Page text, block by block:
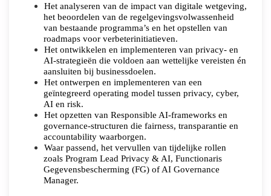
Het analyseren van de impact van digitale wetgeving,
het beoordelen van de regelgevingsvolwassenheid
van bestaande programma’s en het opstellen van
roadmaps voor verbeterinitiatieven.
Het ontwikkelen en implementeren van privacy- en
AI-strategieën die voldoen aan wettelijke vereisten én
aansluiten bij businessdoelen.
Het ontwerpen en implementeren van een
geïntegreerd operating model tussen privacy, cyber,
AI en risk.
Het opzetten van Responsible AI-frameworks en
governance-structuren die fairness, transparantie en
accountability waarborgen.
Waar passend, het vervullen van tijdelijke rollen
zoals Program Lead Privacy & AI, Functionaris
Gegevensbescherming (FG) of AI Governance
Manager.